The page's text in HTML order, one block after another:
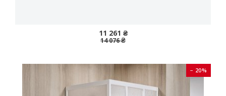
11 261 ₴
14 076 ₴
− 20%